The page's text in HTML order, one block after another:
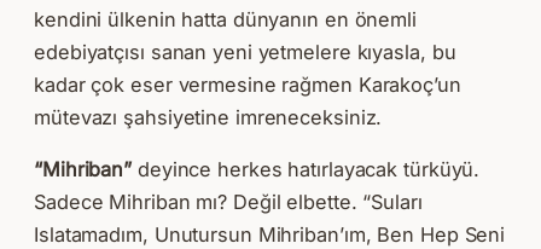
kendini ülkenin hatta dünyanın en önemli
edebiyatçısı sanan yeni yetmelere kıyasla, bu
kadar çok eser vermesine rağmen Karakoç’un
mütevazı şahsiyetine imreneceksiniz.
“Mihriban” deyince herkes hatırlayacak türküyü.
Sadece Mihriban mı? Değil elbette. “Suları
Islatamadım, Unutursun Mihriban’ım, Ben Hep Seni